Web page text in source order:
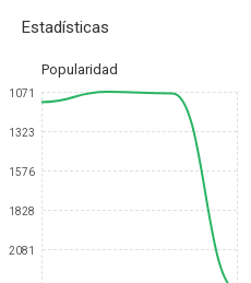
Estadísticas
Popularidad
1071
1323
1576
1828
2081